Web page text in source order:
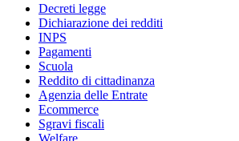
Decreti legge
Dichiarazione dei redditi
INPS
Pagamenti
Scuola
Reddito di cittadinanza
Agenzia delle Entrate
Ecommerce
Sgravi fiscali
Welfare